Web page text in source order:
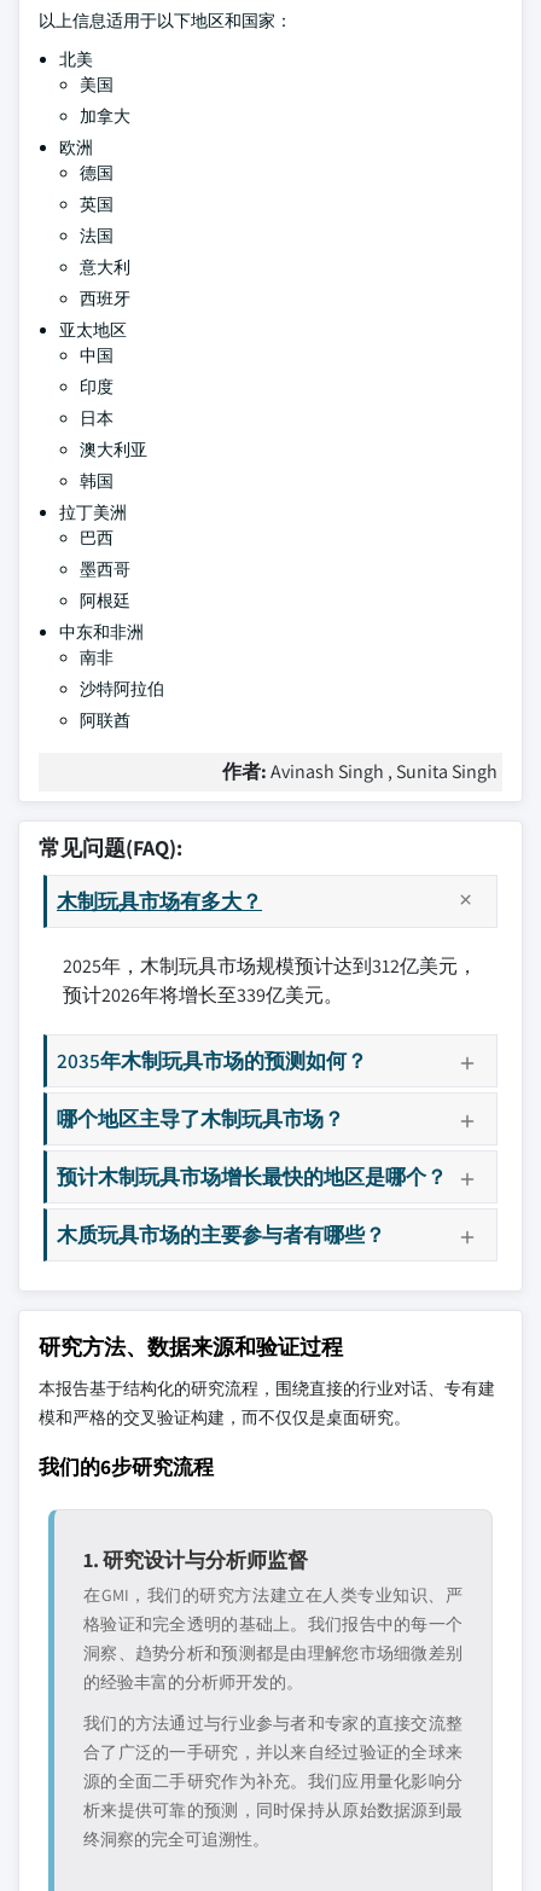
以上信息适用于以下地区和国家：
北美
美国
加拿大
欧洲
德国
英国
法国
意大利
西班牙
亚太地区
中国
印度
日本
澳大利亚
韩国
拉丁美洲
巴西
墨西哥
阿根廷
中东和非洲
南非
沙特阿拉伯
阿联酋
作者:Avinash Singh , Sunita Singh
常见问题(FAQ):
木制玩具市场有多大？
2025年，木制玩具市场规模预计达到312亿美元，
预计2026年将增长至339亿美元。
2035年木制玩具市场的预测如何？
哪个地区主导了木制玩具市场？
预计木制玩具市场增长最快的地区是哪个？
木质玩具市场的主要参与者有哪些？
研究方法、数据来源和验证过程
本报告基于结构化的研究流程，围绕直接的行业对话、专有建
模和严格的交叉验证构建，而不仅仅是桌面研究。
我们的6步研究流程
1. 研究设计与分析师监督
在GMI，我们的研究方法建立在人类专业知识、严
格验证和完全透明的基础上。我们报告中的每一个
洞察、趋势分析和预测都是由理解您市场细微差别
的经验丰富的分析师开发的。
我们的方法通过与行业参与者和专家的直接交流整
合了广泛的一手研究，并以来自经过验证的全球来
源的全面二手研究作为补充。我们应用量化影响分
析来提供可靠的预测，同时保持从原始数据源到最
终洞察的完全可追溯性。